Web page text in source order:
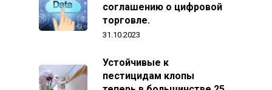
соглашению о цифровой
торговле.
31.10.2023
Устойчивые к
пестицидам клопы